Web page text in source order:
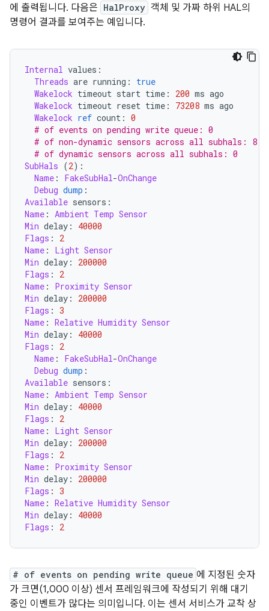
에 출력됩니다. 다음은 HalProxy 객체 및 가짜 하위 HAL의
명령어 결과를 보여주는 예입니다.
Internal values :
Threads are running :
true
Wakelock timeout start time : 200 ms ago
Wakelock timeout reset time : 73208 ms ago
Wakelock ref count : 0
# of events on pending write queue: 0
# of non-dynamic sensors across all subhals: 8
# of dynamic sensors across all subhals: 0
SubHals (2):
Name : FakeSubHal-OnChange
Debug dump :
Available sensors :
Name : Ambient Temp Sensor
Min delay :
40000
Flags :
2
Name : Light Sensor
Min delay :
200000
Flags :
2
Name : Proximity Sensor
Min delay :
200000
Flags : 3
Name : Relative Humidity Sensor
Min delay :
40000
Flags :
2
Name : FakeSubHal-OnChange
Debug dump :
Available sensors :
Name : Ambient Temp Sensor
Min delay :
40000
Flags :
2
Name : Light Sensor
Min delay :
200000
Flags :
2
Name : Proximity Sensor
Min delay :
200000
Flags : 3
Name : Relative Humidity Sensor
Min delay :
40000
Flags : 2
# of events on pending write queue 에 지정된 숫자
가 크면(1,000 이상) 센서 프레임워크에 작성되기 위해 대기
중인 이벤트가 많다는 의미입니다. 이는 센서 서비스가 교착 상